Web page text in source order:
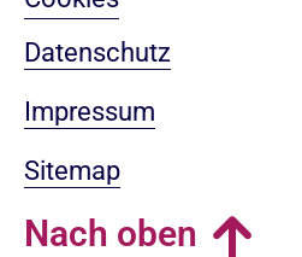
Datenschutz
Impressum
Sitemap
Nach oben